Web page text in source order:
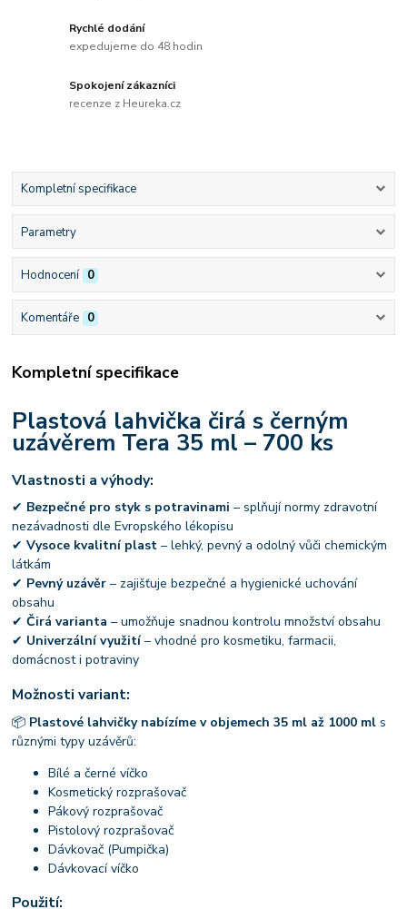
Rychlé dodání
expedujeme do 48 hodin
Spokojení zákazníci
recenze z Heureka.cz
Kompletní specifikace
Parametry
Hodnocení 0
Komentáře 0
Kompletní specifikace
Plastová lahvička čirá s černým
uzávěrem Tera 35 ml – 700 ks
Vlastnosti a výhody:
✔ Bezpečné pro styk s potravinami – splňují normy zdravotní
nezávadnosti dle Evropského lékopisu
✔Vysoce kvalitní plast – lehký, pevný a odolný vůči chemickým
látkám
✔ Pevný uzávěr – zajišťuje bezpečné a hygienické uchování
obsahu
✔Čirá varianta – umožňuje snadnou kontrolu množství obsahu
✔ Univerzální využití– vhodné pro kosmetiku, farmacii,
domácnost i potraviny
Možnosti variant:
📦 Plastové lahvičky nabízíme v objemech 35 ml až 1000 ml s
různými typy uzávěrů:
Bílé a černé víčko
Kosmetický rozprašovač
Pákový rozprašovač
Pistolový rozprašovač
Dávkovač (Pumpička)
Dávkovací víčko
Použití: